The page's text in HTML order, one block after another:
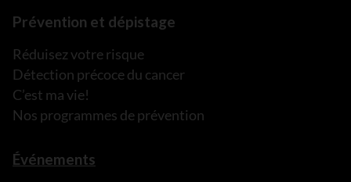
Prévention et dépistage
Réduisez votre risque
Détection précoce du cancer
C’est ma vie!
Nos programmes de prévention
Événements